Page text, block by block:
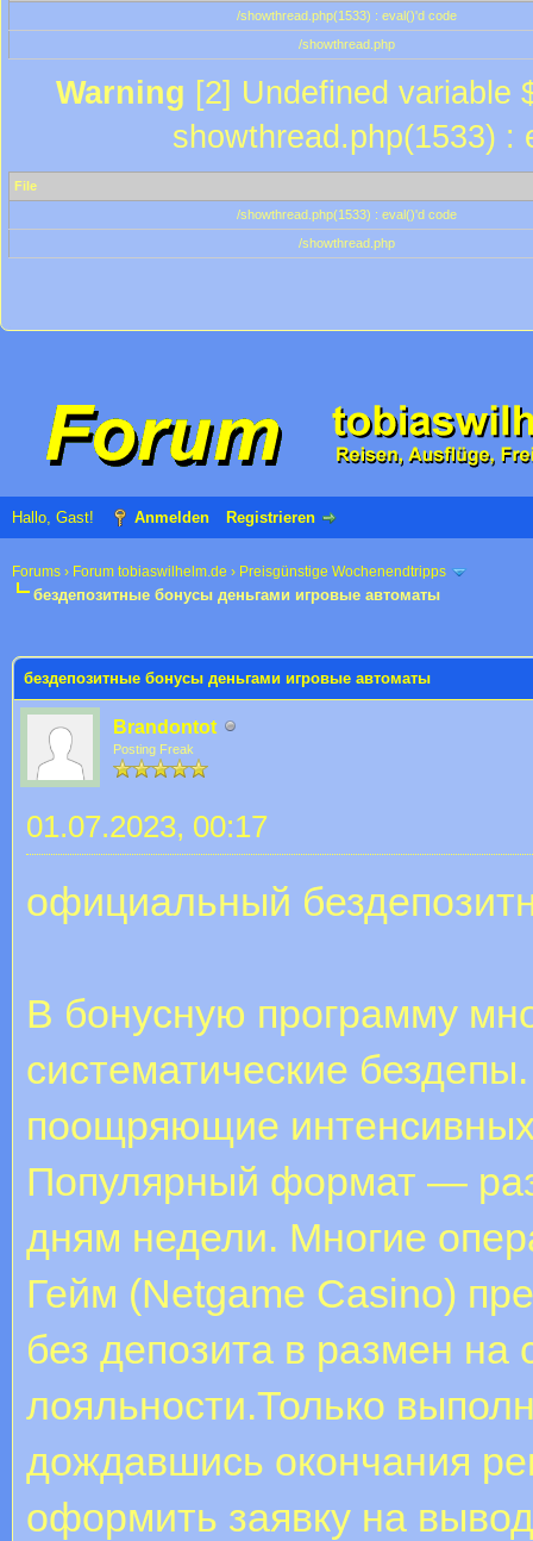
/showthread.php(1533) : eval()'d code
/showthread.php
Warning [2] Undefined variable
showthread.php(1533) :
File
/showthread.php(1533) : eval()'d code
/showthread.php
Hallo, Gast! Anmelden Registrieren
Forums › Forum tobiaswilhelm.de › Preisgünstige Wochenendtripps
бездепозитные бонусы деньгами игровые автоматы
бездепозитные бонусы деньгами игровые автоматы
Brandontot
Posting Freak
01.07.2023, 00:17
официальный
В бонусную программу
систематические
поощряющие интенсивных
Популярный формат —
дням недели. Многие
Гейм (Netgame Casino)
без депозита в размен
лояльности.Только
дождавшись окончания
оформить заявку на